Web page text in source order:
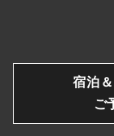
宿泊
ご